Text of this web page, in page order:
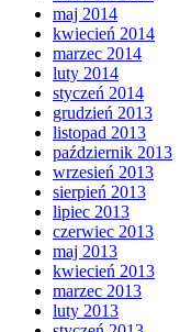
maj 2014
kwiecień 2014
marzec 2014
luty 2014
styczeń 2014
grudzień 2013
listopad 2013
październik 2013
wrzesień 2013
sierpień 2013
lipiec 2013
czerwiec 2013
maj 2013
kwiecień 2013
marzec 2013
luty 2013